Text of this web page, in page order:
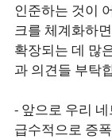
인준하는 것이
크를 체계화하
확장되는 데 많
과 의견들 부탁
- 앞으로 우리
급수적으로 증